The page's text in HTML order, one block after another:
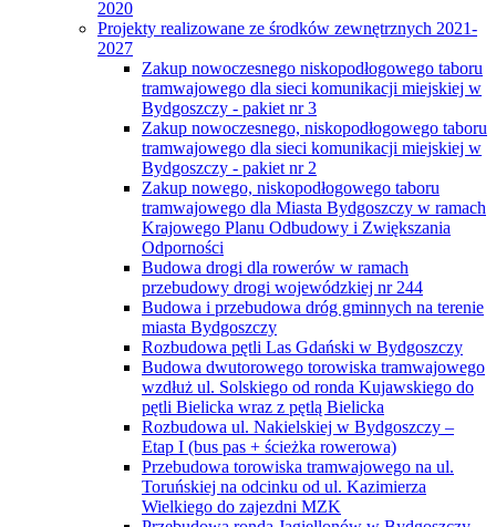
2020
Projekty realizowane ze środków zewnętrznych 2021-
2027
Zakup nowoczesnego niskopodłogowego taboru
tramwajowego dla sieci komunikacji miejskiej w
Bydgoszczy - pakiet nr 3
Zakup nowoczesnego, niskopodłogowego taboru
tramwajowego dla sieci komunikacji miejskiej w
Bydgoszczy - pakiet nr 2
Zakup nowego, niskopodłogowego taboru
tramwajowego dla Miasta Bydgoszczy w ramach
Krajowego Planu Odbudowy i Zwiększania
Odporności
Budowa drogi dla rowerów w ramach
przebudowy drogi wojewódzkiej nr 244
Budowa i przebudowa dróg gminnych na terenie
miasta Bydgoszczy
Rozbudowa pętli Las Gdański w Bydgoszczy
Budowa dwutorowego torowiska tramwajowego
wzdłuż ul. Solskiego od ronda Kujawskiego do
pętli Bielicka wraz z pętlą Bielicka
Rozbudowa ul. Nakielskiej w Bydgoszczy –
Etap I (bus pas + ścieżka rowerowa)
Przebudowa torowiska tramwajowego na ul.
Toruńskiej na odcinku od ul. Kazimierza
Wielkiego do zajezdni MZK